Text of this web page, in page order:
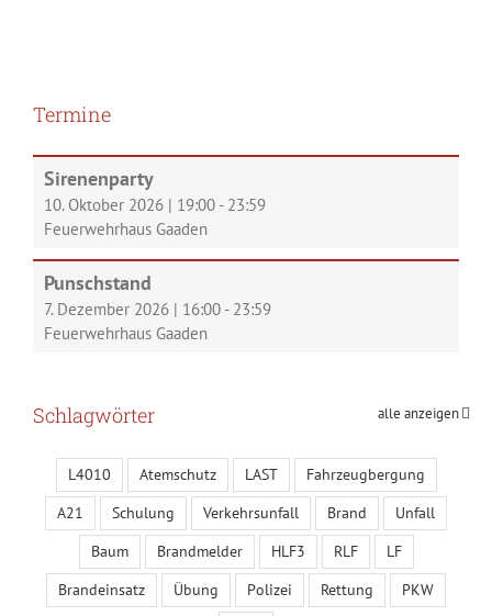
Termine
Sirenenparty
10. Oktober 2026 | 19:00 - 23:59
Feuerwehrhaus Gaaden
Punschstand
7. Dezember 2026 | 16:00 - 23:59
Feuerwehrhaus Gaaden
alle anzeigen
Schlagwörter
L4010 Atemschutz LAST
Fahrzeugbergung
A21
Schulung Verkehrsunfall Brand
Unfall
Baum
Brandmelder HLF3 RLF
LF
Brandeinsatz
Übung Polizei Rettung
PKW